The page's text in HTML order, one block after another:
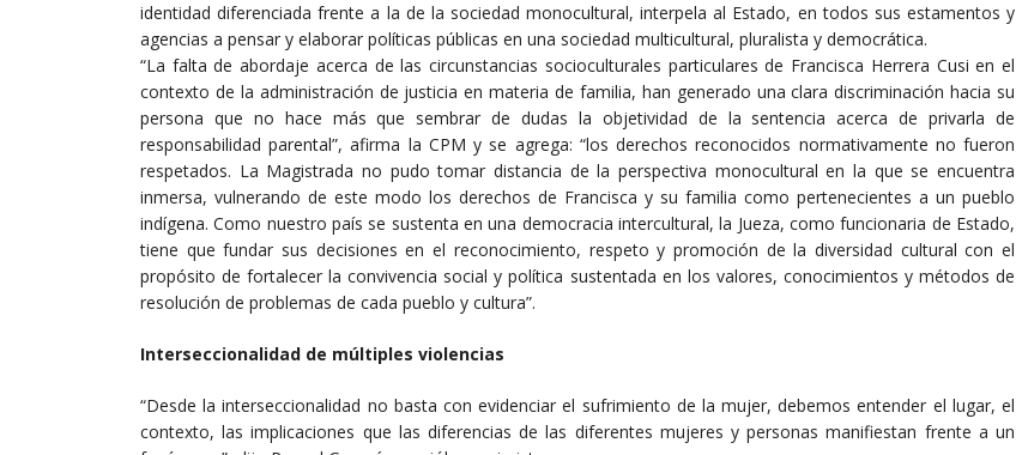
identidad diferenciada frente a la de la sociedad monocultural, interpela al Estado, en todos sus estamentos y
agencias a pensar y elaborar políticas públicas en una sociedad multicultural, pluralista y democrática.
“La falta de abordaje acerca de las circunstancias socioculturales particulares de Francisca Herrera Cusi en el
contexto de la administración de justicia en materia de familia, han generado una clara discriminación hacia su
persona que no hace más que sembrar de dudas la objetividad de la sentencia acerca de privarla de
responsabilidad parental”, afirma la CPM y se agrega: “los derechos reconocidos normativamente no fueron
respetados. La Magistrada no pudo tomar distancia de la perspectiva monocultural en la que se encuentra
inmersa, vulnerando de este modo los derechos de Francisca y su familia como pertenecientes a un pueblo
indígena. Como nuestro país se sustenta en una democracia intercultural, la Jueza, como funcionaria de Estado,
tiene que fundar sus decisiones en el reconocimiento, respeto y promoción de la diversidad cultural con el
propósito de fortalecer la convivencia social y política sustentada en los valores, conocimientos y métodos de
resolución de problemas de cada pueblo y cultura”.
Interseccionalidad de múltiples violencias
“Desde la interseccionalidad no basta con evidenciar el sufrimiento de la mujer, debemos entender el lugar, el
contexto, las implicaciones que las diferencias de las diferentes mujeres y personas manifiestan frente a un